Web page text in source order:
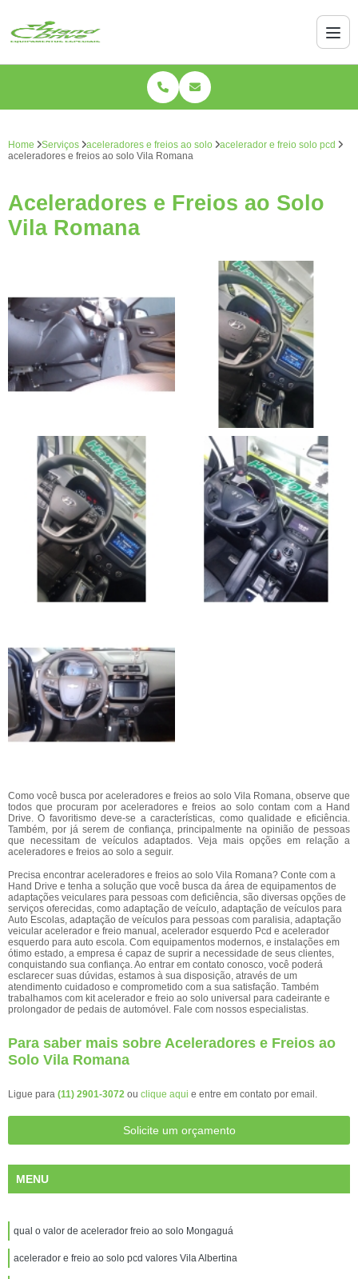
Home Serviços aceleradores e freios ao solo
acelerador e freio solo pcd
aceleradores e freios ao solo Vila Romana
Aceleradores e Freios ao Solo
Vila Romana
Como você busca por aceleradores e freios ao solo Vila Romana, observe que
todos que procuram por aceleradores e freios ao solo contam com a Hand
Drive. O favoritismo deve-se a características, como qualidade e eficiência.
Também, por já serem de confiança, principalmente na opinião de pessoas
que necessitam de veículos adaptados. Veja mais opções em relação a
aceleradores e freios ao solo a seguir.
Precisa encontrar aceleradores e freios ao solo Vila Romana? Conte com a
Hand Drive e tenha a solução que você busca da área de equipamentos de
adaptações veiculares para pessoas com deficiência, são diversas opções de
serviços oferecidas, como adaptação de veículo, adaptação de veículos para
Auto Escolas, adaptação de veículos para pessoas com paralisia, adaptação
veicular acelerador e freio manual, acelerador esquerdo Pcd e acelerador
esquerdo para auto escola. Com equipamentos modernos, e instalações em
ótimo estado, a empresa é capaz de suprir a necessidade de seus clientes,
conquistando sua confiança. Ao entrar em contato conosco, você poderá
esclarecer suas dúvidas, estamos à sua disposição, através de um
atendimento cuidadoso e comprometido com a sua satisfação. Também
trabalhamos com kit acelerador e freio ao solo universal para cadeirante e
prolongador de pedais de automóvel. Fale com nossos especialistas.
Para saber mais sobre Aceleradores e Freios ao
Solo Vila Romana
Ligue para (11) 2901-3072 ou clique aqui e entre em contato por email.
Solicite um orçamento
MENU
qual o valor de acelerador freio ao solo Mongaguá
acelerador e freio ao solo pcd valores Vila Albertina